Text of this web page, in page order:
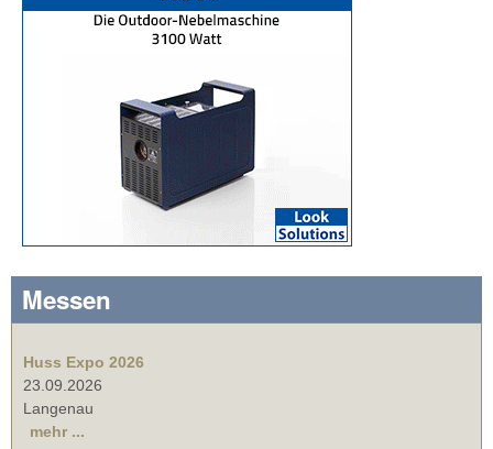
Messen
Huss Expo 2026
23.09.2026
Langenau
mehr ...